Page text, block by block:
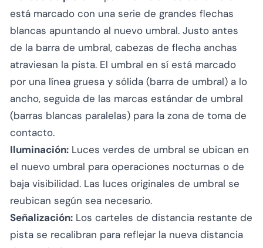
está marcado con una serie de grandes flechas
blancas apuntando al nuevo umbral. Justo antes
de la barra de umbral, cabezas de flecha anchas
atraviesan la pista. El umbral en sí está marcado
por una línea gruesa y sólida (barra de umbral) a lo
ancho, seguida de las marcas estándar de umbral
(barras blancas paralelas) para la zona de toma de
contacto.
Iluminación: Luces verdes de umbral se ubican en
el nuevo umbral para operaciones nocturnas o de
baja visibilidad. Las luces originales de umbral se
reubican según sea necesario.
Señalización: Los carteles de distancia restante de
pista se recalibran para reflejar la nueva distancia